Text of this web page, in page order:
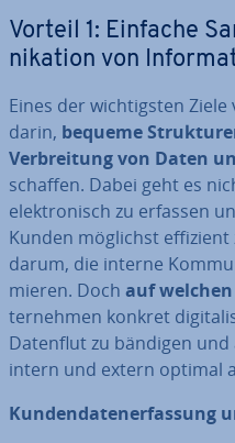
Vorteil 1: Einfache
ni­ka­ti­on von
Eines der wich­tigs­ten
darin, bequeme
Ver­brei­tung von Daten
schaffen. Dabei geht es
elek­tro­nisch zu erfassen
Kunden möglichst
darum, die interne
mie­ren. Doch auf welchen
ter­neh­men konkret
Datenflut zu bändigen
intern und extern optimal
Kun­den­da­ten­er­fas­sung